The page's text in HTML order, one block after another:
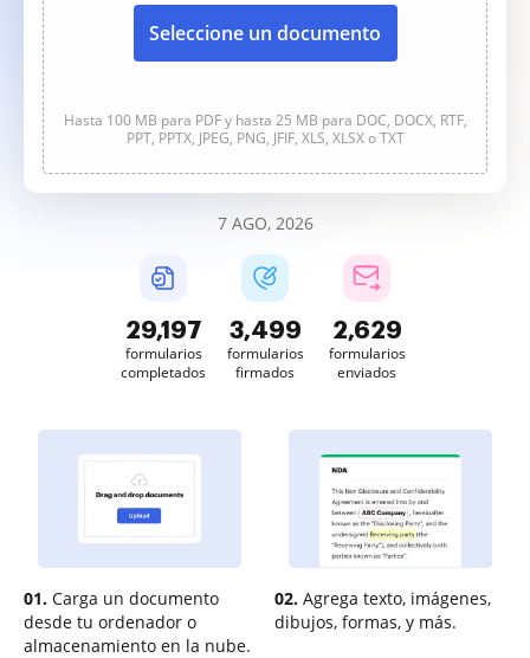
Seleccione un documento
Hasta 100 MB para PDF y hasta 25 MB para DOC, DOCX, RTF,
PPT, PPTX, JPEG, PNG, JFIF, XLS, XLSX o TXT
7 AGO, 2026
29,198
formularios
completados
3,500
formularios
firmados
2,629
formularios
enviados
01. Carga un documento
desde tu ordenador o
almacenamiento en la nube.
02. Agrega texto, imágenes,
dibujos, formas, y más.